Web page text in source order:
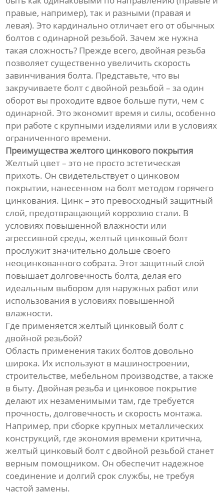
правые, например), так и разными (правая и
левая). Это кардинально отличает его от обычных
болтов с одинарной резьбой. Зачем же нужна
такая сложность? Прежде всего, двойная резьба
позволяет существенно увеличить скорость
завинчивания болта. Представьте, что вы
закручиваете болт с двойной резьбой – за один
оборот вы проходите вдвое больше пути, чем с
одинарной. Это экономит время и силы, особенно
при работе с крупными изделиями или в условиях
ограниченного времени.
Преимущества желтого цинкового покрытия
Желтый цвет – это не просто эстетическая
прихоть. Он свидетельствует о цинковом
покрытии, нанесенном на болт методом горячего
цинкования. Цинк – это превосходный защитный
слой, предотвращающий коррозию стали. В
условиях повышенной влажности или
агрессивной среды, желтый цинковый болт
прослужит значительно дольше своего
неоцинкованного собрата. Этот защитный слой
повышает долговечность болта, делая его
идеальным выбором для наружных работ или
использования в условиях повышенной
влажности.
Где применяется желтый цинковый болт с
двойной резьбой?
Область применения таких болтов довольно
широка. Их используют в машиностроении,
строительстве, мебельном производстве, а также
в быту. Двойная резьба и цинковое покрытие
делают их незаменимыми там, где требуется
прочность, долговечность и скорость монтажа.
Например, при сборке крупных металлических
конструкций, где экономия времени критична,
желтый цинковый болт с двойной резьбой станет
верным помощником. Он обеспечит надежное
соединение и долгий срок службы, не требуя
частой замены.